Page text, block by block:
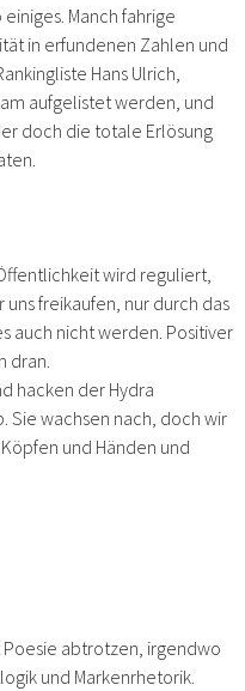
Manch fahrige
in erfundenen Zahlen und
Hans Ulrich,
aufgelistet werden, und
doch die totale Erlösung
wird reguliert,
freikaufen, nur durch das
auch nicht werden. Positiver
dran.
hacken der Hydra
Sie wachsen nach, doch wir
und Händen und
abtrotzen, irgendwo
und Markenrhetorik.